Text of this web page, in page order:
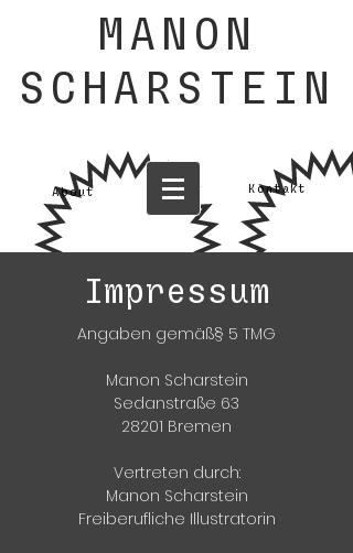
MANON
SCHARSTEIN
About Kontakt
Impressum
Angaben gemäß§ 5 TMG
Manon Scharstein
Sedanstraße 63
28201 Bremen
Vertreten durch:
Manon Scharstein
Freiberufliche Illustratorin